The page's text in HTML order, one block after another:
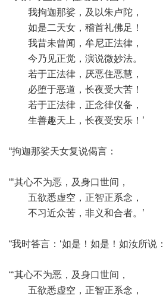
我拘迦那娑，及以朱卢陀，
如是二天女，稽首礼佛足！
我昔未曾闻，牟尼正法律，
今乃见正觉，演说微妙法。
若于正法律，厌恶住恶慧，
必堕于恶道，长夜受大苦！
若于正法律，正念律仪备，
生善趣天上，长夜受安乐！’
“拘迦那娑天女复说偈言：
“‘其心不为恶，及身口世间，
五欲悉虚空，正智正系念，
不习近众苦，非义和合者。’
“我时答言：‘如是！如是！如汝所说：
“‘其心不为恶，及身口世间，
五欲悉虚空，正智正系念，